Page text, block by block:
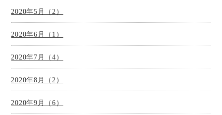
2020年5月（2）
2020年6月（1）
2020年7月（4）
2020年8月（2）
2020年9月（6）